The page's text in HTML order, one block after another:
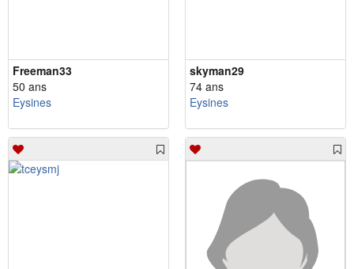
Freeman33
50 ans
Eysines
skyman29
74 ans
Eysines